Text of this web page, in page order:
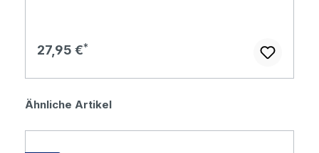
Regulärer Preis:
27,95 €
Produktgalerie überspringen
Ähnliche Artikel